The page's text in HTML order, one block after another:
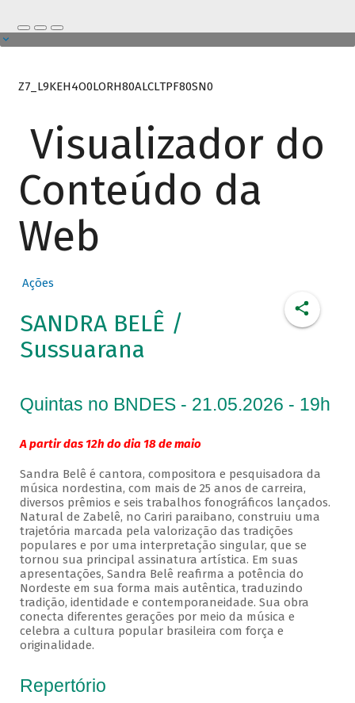
Z7_L9KEH4O0LORH80ALCLTPF80SN0
Visualizador do
Conteúdo da
Web
Ações
SANDRA BELÊ /
Sussuarana
Quintas no BNDES - 21.05.2026 - 19h
A partir das 12h do dia 18 de maio
Sandra Belê é cantora, compositora e pesquisadora da
música nordestina, com mais de 25 anos de carreira,
diversos prêmios e seis trabalhos fonográficos lançados.
Natural de Zabelê, no Cariri paraibano, construiu uma
trajetória marcada pela valorização das tradições
populares e por uma interpretação singular, que se
tornou sua principal assinatura artística. Em suas
apresentações, Sandra Belê reafirma a potência do
Nordeste em sua forma mais autêntica, traduzindo
tradição, identidade e contemporaneidade. Sua obra
conecta diferentes gerações por meio da música e
celebra a cultura popular brasileira com força e
originalidade.
Repertório